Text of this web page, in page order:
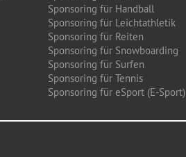
Sponsoring für Handball
Sponsoring für Leichtathletik
Sponsoring für Reiten
Sponsoring für Snowboarding
Sponsoring für Surfen
Sponsoring für Tennis
Sponsoring für eSport (E-Sport)